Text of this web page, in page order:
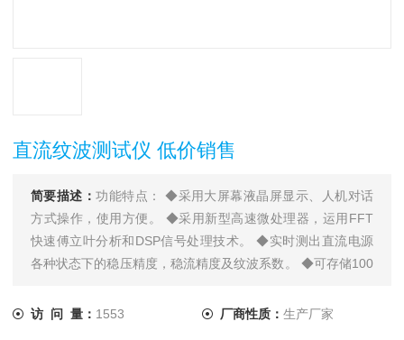
直流纹波测试仪 低价销售
简要描述：功能特点： ◆采用大屏幕液晶屏显示、人机对话
方式操作，使用方便。 ◆采用新型高速微处理器，运用FFT
快速傅立叶分析和DSP信号处理技术。 ◆实时测出直流电源
各种状态下的稳压精度，稳流精度及纹波系数。 ◆可存储100
析软件界面友好，功能*。 ◆可将采集数据在屏幕上直观显
访 问 量： 1553 厂商性质： 生产厂家